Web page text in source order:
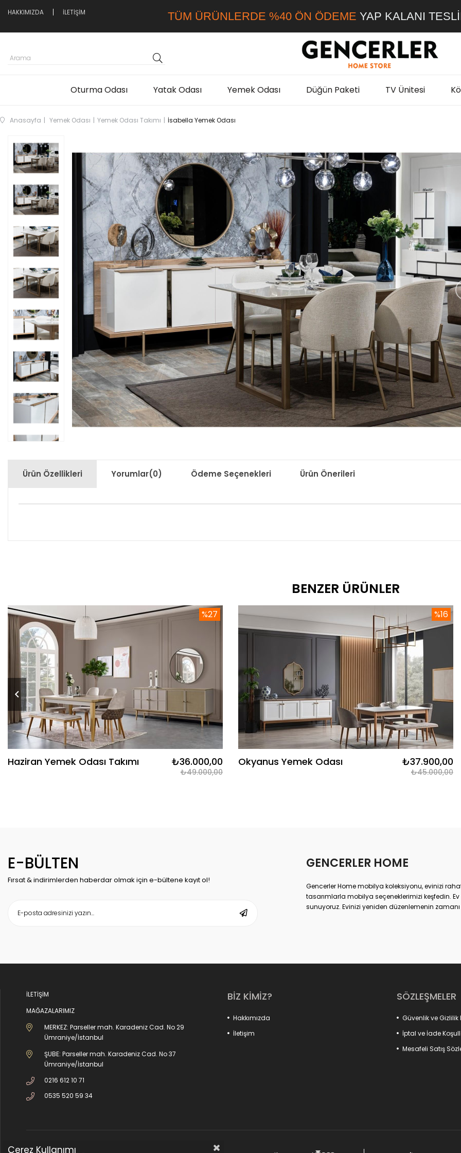
HAKKIMIZDA İLETİŞİM TÜM ÜRÜNLERDE %40 ÖN ÖDEME YAP KALANI
Oturma Odası Yatak Odası Yemek Odası Düğün Paketi TV Ünitesi
Anasayfa Yemek Odası Yemek Odası Takımı İsabella Yemek Odası
Ürün Özellikleri Yorumlar(0) Ödeme Seçenekleri Ürün Önerileri
BENZER ÜRÜNLER
Haziran Yemek Odası Takımı ₺36.000,00
₺49.000,00
%27
Okyanus Yemek Odası ₺37.900,00
₺45.000,00
%16
E-BÜLTEN
Fırsat & indirimlerden haberdar olmak için e-bültene kayıt ol!
GENCERLER HOME
Gencerler Home mobilya koleksiyonu, evinizi
tasarımlarla mobilya seçeneklerimizi keşfedin.
sunuyoruz. Evinizi yeniden düzenlemenin
İLETİŞİM
MAĞAZALARIMIZ
MERKEZ: Parseller mah. Karadeniz Cad. No 29
Ümraniye/İstanbul
ŞUBE: Parseller mah. Karadeniz Cad. No 37
Ümraniye/İstanbul
0216 612 10 71
0535 520 59 34
BİZ KİMİZ?
Hakkımızda
İletişim
SÖZLEŞMELER
Güvenlik ve Gizlilik
İptal ve İade
Mesafeli Satış
Çerez Kullanımı